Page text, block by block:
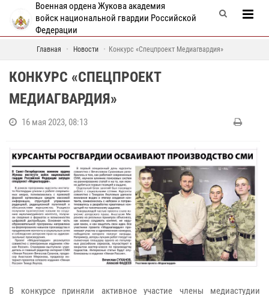
Военная ордена Жукова академия
войск национальной гвардии Российской
Федерации
Главная Новости Конкурс «Спецпроект Медиагвардия»
КОНКУРС «СПЕЦПРОЕКТ
МЕДИАГВАРДИЯ»
16 мая 2023, 08:13
В конкурсе приняли активное участие члены медиастудии